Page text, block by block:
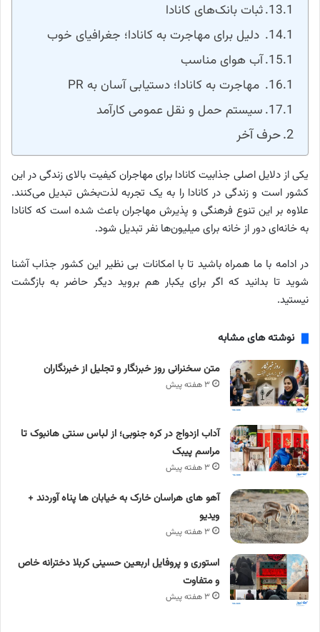
ثبات بانک‌های کانادا
دلیل برای مهاجرت به کانادا؛ جغرافیای خوب
آب هوای مناسب
مهاجرت به کانادا؛ دستیابی آسان به PR
سیستم حمل و نقل عمومی کارآمد
حرف آخر
یکی از دلایل اصلی جذابیت کانادا برای مهاجران کیفیت بالای زندگی در این
کشور است و زندگی در کانادا را به یک تجربه لذت‌بخش تبدیل می‌کنند.
علاوه بر این تنوع فرهنگی و پذیرش مهاجران باعث شده است که کانادا
به خانه‌ای دور از خانه برای میلیون‌ها نفر تبدیل شود.
در ادامه با ما همراه باشید تا با امکانات بی نظیر این کشور جذاب آشنا
شوید تا بدانید که اگر برای یکبار هم بروید دیگر حاضر به بازگشت
نیستید.
نوشته های مشابه
متن سخنرانی روز خبرنگار و تجلیل از خبرنگاران
۳ هفته پیش
آداب ازدواج در کره جنوبی؛ از لباس سنتی هانبوک تا
مراسم پیبک
۳ هفته پیش
آهو های هراسان خارک به خیابان ها پناه آوردند +
ویدیو
۳ هفته پیش
استوری و پروفایل اربعین حسینی کربلا دخترانه خاص
و متفاوت
۳ هفته پیش